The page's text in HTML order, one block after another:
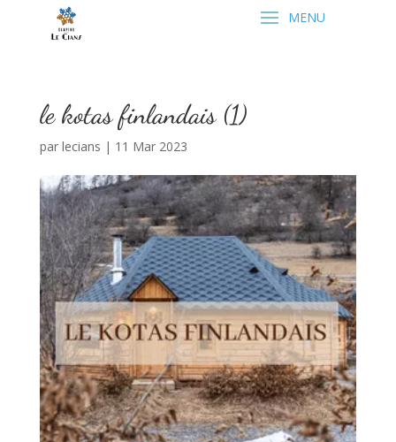
le kotas finlandais (1)
par lecians | 11 Mar 2023